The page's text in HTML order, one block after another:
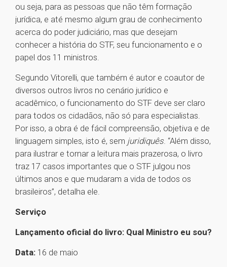
ou seja, para as pessoas que não têm formação
jurídica, e até mesmo algum grau de conhecimento
acerca do poder judiciário, mas que desejam
conhecer a história do STF, seu funcionamento e o
papel dos 11 ministros.
Segundo Vitorelli, que também é autor e coautor de
diversos outros livros no cenário jurídico e
acadêmico, o funcionamento do STF deve ser claro
para todos os cidadãos, não só para especialistas.
Por isso, a obra é de fácil compreensão, objetiva e de
linguagem simples, isto é, sem juridiquês. “Além disso,
para ilustrar e tornar a leitura mais prazerosa, o livro
traz 17 casos importantes que o STF julgou nos
últimos anos e que mudaram a vida de todos os
brasileiros”, detalha ele.
Serviço
Lançamento oficial do livro: Qual Ministro eu sou?
Data: 16 de maio